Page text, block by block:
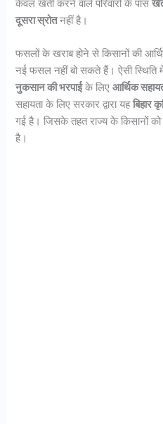
केवल खेती करने वाले परिवारों के पास
दूसरा स्रोतनहीं है।
फसलों के खराब होने से किसानों की
नई फसल नहीं बो सकते हैं। ऐसी स्थिति में
नुकसान की भरपाईके लिएआर्थिक
सहायता के लिए सरकार द्वारा यहबिहार
गई है। जिसके तहत राज्य के किसानों
है।